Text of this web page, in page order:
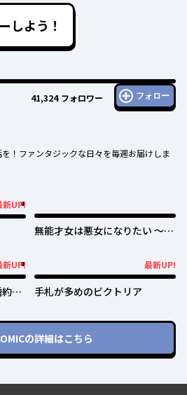
しよう！
41,324 フォロワー フォロー
！ファンタジックな日々を毎週お届けしま
新UP!
無能才女は悪女になりたい ～義
爵様の溺愛に気づかない～
新UP!
者
最新UP!
手札が多めのビクトリア
の詳細はこちら